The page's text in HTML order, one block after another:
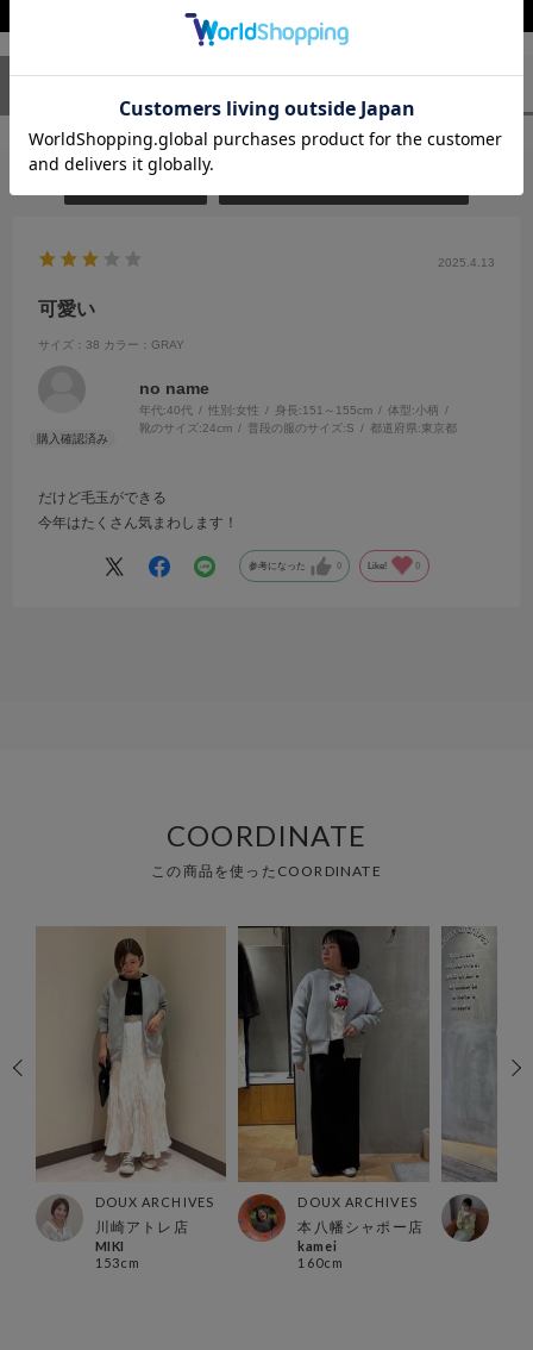
2025.4.13
可愛い
サイズ：38 カラー：GRAY
no name
年代:40代 性別:女性 身長:151～155cm 体型:小柄
靴のサイズ:24cm 普段の服のサイズ:S 都道府県:東京都
だけど毛玉ができる
今年はたくさん気まわします！
参考になった 0 Like! 0
COORDINATE
この商品を使ったCOORDINATE
DOUX ARCHIVES
川崎アトレ店
MIKI
153cm
DOUX ARCHIVES
本八幡シャポー店
kamei
160cm